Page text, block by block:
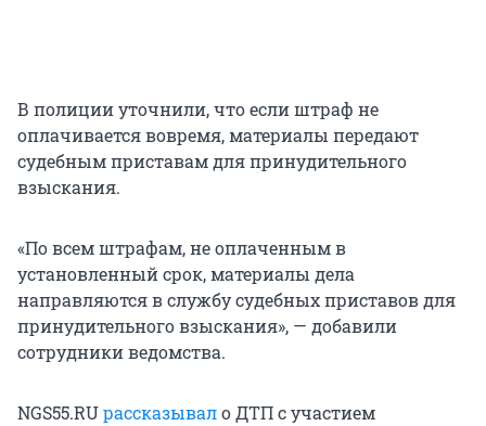
В полиции уточнили, что если штраф не
оплачивается вовремя, материалы передают
судебным приставам для принудительного
взыскания.
«По всем штрафам, не оплаченным в
установленный срок, материалы дела
направляются в службу судебных приставов для
принудительного взыскания», — добавили
сотрудники ведомства.
NGS55.RUрассказывало ДТП с участием